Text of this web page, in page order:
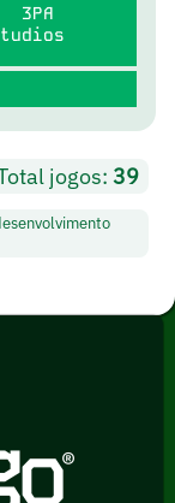
3PA
jogos: 39